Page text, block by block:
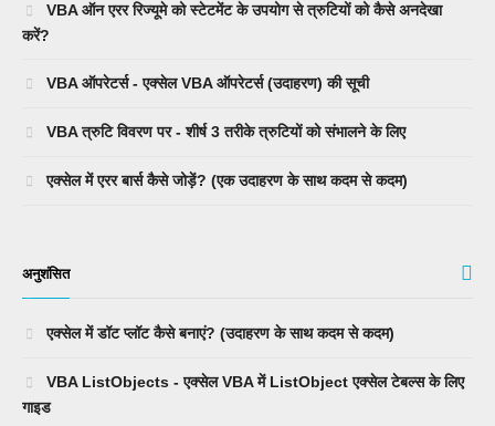
VBA ऑन एरर रिज्यूमे को स्टेटमेंट के उपयोग से त्रुटियों को कैसे अनदेखा
करें?
VBA ऑपरेटर्स - एक्सेल VBA ऑपरेटर्स (उदाहरण) की सूची
VBA त्रुटि विवरण पर - शीर्ष 3 तरीके त्रुटियों को संभालने के लिए
एक्सेल में एरर बार्स कैसे जोड़ें? (एक उदाहरण के साथ कदम से कदम)
अनुशंसित
एक्सेल में डॉट प्लॉट कैसे बनाएं? (उदाहरण के साथ कदम से कदम)
VBA ListObjects - एक्सेल VBA में ListObject एक्सेल टेबल्स के लिए
गाइड